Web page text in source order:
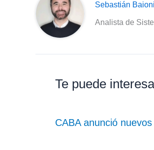
Sebastián Baioni
Analista de
Te puede
CABA anunció